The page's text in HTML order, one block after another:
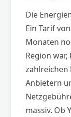
Die
Ein Tarif
Monaten
Region
Anbietern
massiv. Ob